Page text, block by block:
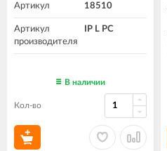
Артикул 18510
Артикул
производителя
IP L PC
В наличии
Кол-во